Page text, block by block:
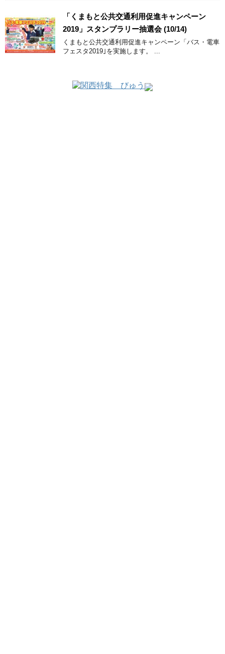
「くまもと公共交通利用促進キャンペーン
2019」スタンプラリー抽選会 (10/14)
くまもと公共交通利用促進キャンペーン「バス・電車
フェスタ2019｣を実施します。 ...